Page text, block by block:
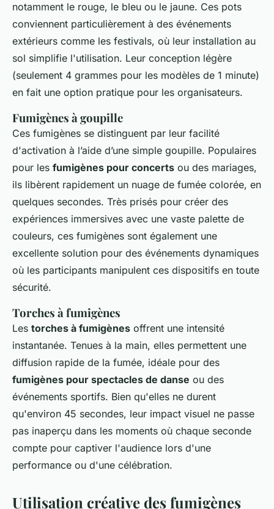
notamment le rouge, le bleu ou le jaune. Ces pots
conviennent particulièrement à des événements
extérieurs comme les festivals, où leur installation au
sol simplifie l'utilisation. Leur conception légère
(seulement 4 grammes pour les modèles de 1 minute)
en fait une option pratique pour les organisateurs.
Fumigènes à goupille
Ces fumigènes se distinguent par leur facilité
d'activation à l’aide d’une simple goupille. Populaires
pour les fumigènes pour concerts ou des mariages,
ils libèrent rapidement un nuage de fumée colorée, en
quelques secondes. Très prisés pour créer des
expériences immersives avec une vaste palette de
couleurs, ces fumigènes sont également une
excellente solution pour des événements dynamiques
où les participants manipulent ces dispositifs en toute
sécurité.
Torches à fumigènes
Les torches à fumigènes offrent une intensité
instantanée. Tenues à la main, elles permettent une
diffusion rapide de la fumée, idéale pour des
fumigènes pour spectacles de danse ou des
événements sportifs. Bien qu'elles ne durent
qu'environ 45 secondes, leur impact visuel ne passe
pas inaperçu dans les moments où chaque seconde
compte pour captiver l'audience lors d'une
performance ou d'une célébration.
Utilisation créative des fumigènes